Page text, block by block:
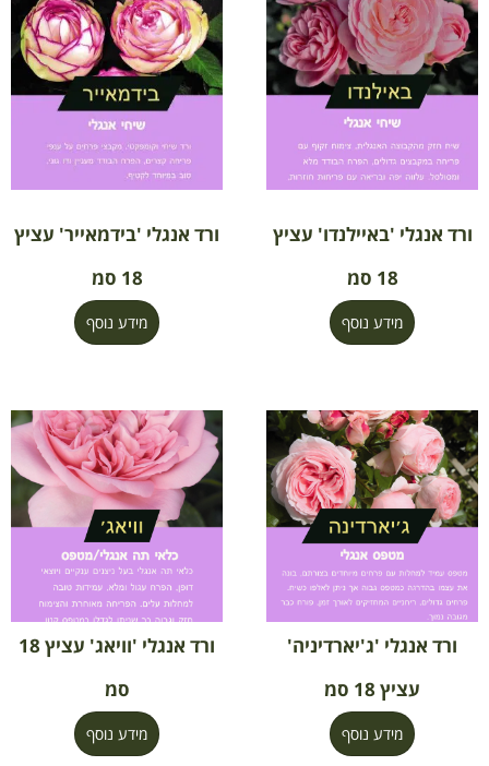
ורד אנגלי 'באיילנדו' עציץ
18 סמ
מידע נוסף
ורד אנגלי 'בידמאייר' עציץ
18 סמ
מידע נוסף
ורד אנגלי 'ג'יארדיניה'
עציץ 18 סמ
מידע נוסף
ורד אנגלי 'וויאג' עציץ 18
סמ
מידע נוסף